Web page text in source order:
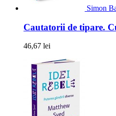
Simon
Cautatorii de tipare.
46,67 lei